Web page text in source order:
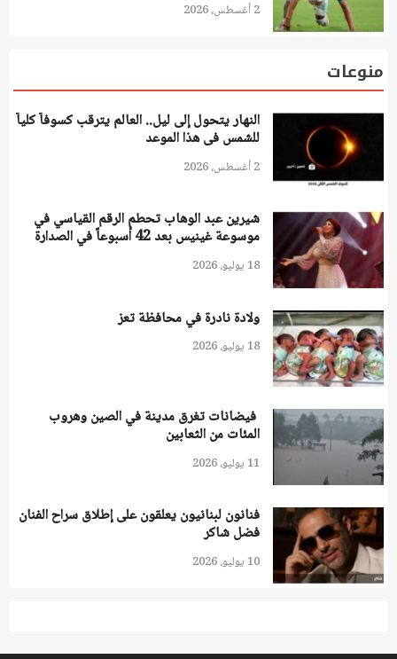
2 أغسطس، 2026
منوعات
النهار يتحول إلى ليل.. العالم يترقب كسوفاً كلياً
للشمس فى هذا الموعد
2 أغسطس، 2026
شيرين عبد الوهاب تحطم الرقم القياسي في
موسوعة غينيس بعد 42 أسبوعاً في الصدارة
18 يوليو، 2026
ولادة نادرة في محافظة تعز
18 يوليو، 2026
فيضانات تغرق مدينة في الصين وهروب
المئات من الثعابين
11 يوليو، 2026
فنانون لبنانيون يعلقون على إطلاق سراح الفنان
فضل شاكر
10 يوليو، 2026